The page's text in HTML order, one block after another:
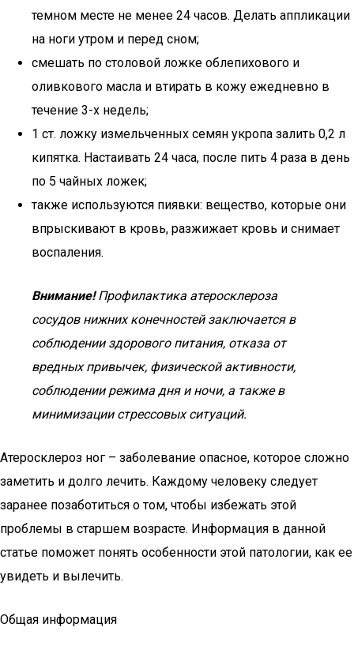
темном месте не менее 24 часов. Делать аппликации
на ноги утром и перед сном;
смешать по столовой ложке облепихового и
оливкового масла и втирать в кожу ежедневно в
течение 3-х недель;
1 ст. ложку измельченных семян укропа залить 0,2 л
кипятка. Настаивать 24 часа, после пить 4 раза в день
по 5 чайных ложек;
также используются пиявки: вещество, которые они
впрыскивают в кровь, разжижает кровь и снимает
воспаления.
Внимание! Профилактика атеросклероза
сосудов нижних конечностей заключается в
соблюдении здорового питания, отказа от
вредных привычек, физической активности,
соблюдении режима дня и ночи, а также в
минимизации стрессовых ситуаций.
Атеросклероз ног – заболевание опасное, которое сложно
заметить и долго лечить. Каждому человеку следует
заранее позаботиться о том, чтобы избежать этой
проблемы в старшем возрасте. Информация в данной
статье поможет понять особенности этой патологии, как ее
увидеть и вылечить.
Общая информация